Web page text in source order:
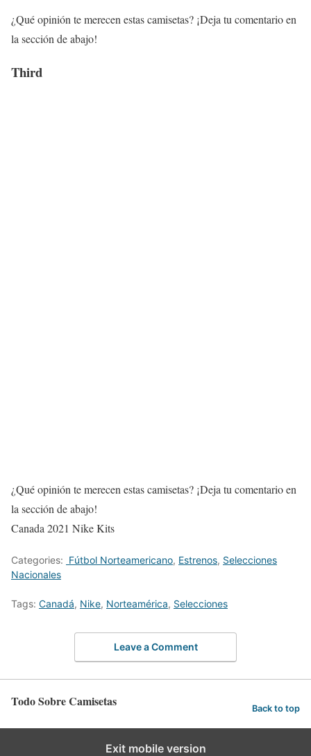
¿Qué opinión te merecen estas camisetas? ¡Deja tu comentario en
la sección de abajo!
Third
¿Qué opinión te merecen estas camisetas? ¡Deja tu comentario en
la sección de abajo!
Canada 2021 Nike Kits
Categories: Fútbol Norteamericano, Estrenos, Selecciones
Nacionales
Tags: Canadá, Nike, Norteamérica, Selecciones
Leave a Comment
Todo Sobre Camisetas Back to top
Exit mobile version